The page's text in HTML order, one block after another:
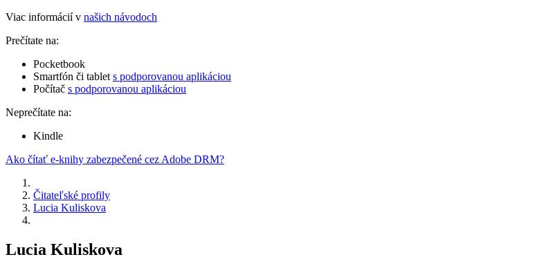
Viac informácií v našich návodoch
Prečítate na:
Pocketbook
Smartfón či tablet s podporovanou aplikáciou
Počítač s podporovanou aplikáciou
Neprečítate na:
Kindle
Ako čítať e-knihy zabezpečené cez Adobe DRM?
Čitateľské profily
Lucia Kuliskova
Lucia Kuliskova